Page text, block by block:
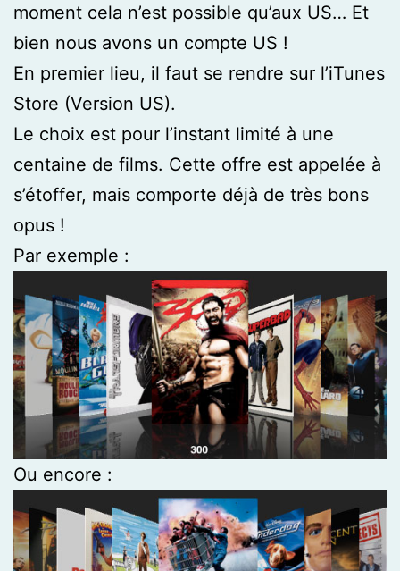
moment cela n’est possible qu’aux US… Et
bien nous avons un compte US !
En premier lieu, il faut se rendre sur l’iTunes
Store (Version US).
Le choix est pour l’instant limité à une
centaine de films. Cette offre est appelée à
s’étoffer, mais comporte déjà de très bons
opus !
Par exemple :
Ou encore :